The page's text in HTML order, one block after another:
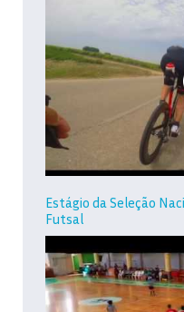
Estágio da Seleção
Futsal